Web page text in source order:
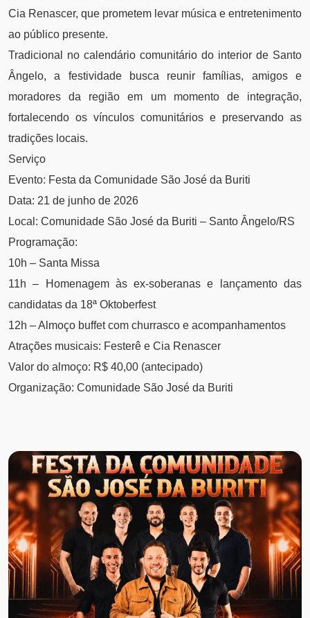
Cia Renascer, que prometem levar música e entretenimento
ao público presente.
Tradicional no calendário comunitário do interior de Santo
Ângelo, a festividade busca reunir famílias, amigos e
moradores da região em um momento de integração,
fortalecendo os vínculos comunitários e preservando as
tradições locais.
Serviço
Evento: Festa da Comunidade São José da Buriti
Data: 21 de junho de 2026
Local: Comunidade São José da Buriti – Santo Ângelo/RS
Programação:
10h – Santa Missa
11h – Homenagem às ex-soberanas e lançamento das
candidatas da 18ª Oktoberfest
12h – Almoço buffet com churrasco e acompanhamentos
Atrações musicais: Festerê e Cia Renascer
Valor do almoço: R$ 40,00 (antecipado)
Organização: Comunidade São José da Buriti